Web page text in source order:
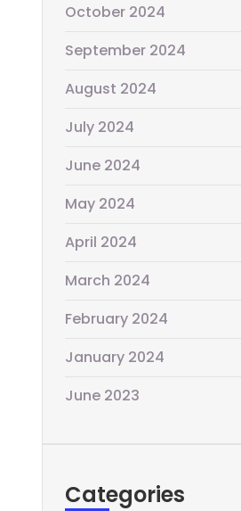
October 2024
September 2024
August 2024
July 2024
June 2024
May 2024
April 2024
March 2024
February 2024
January 2024
June 2023
Categories